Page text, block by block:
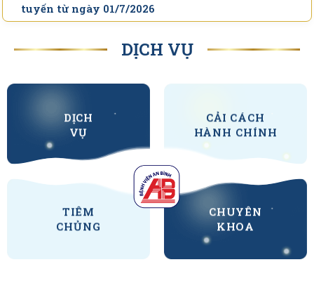
tuyến từ ngày 01/7/2026
sỏi thận bằng ống soi mềm, mở rộng điều trị ít xâm
+ Bệnh viện An Bình lần đầu triển khai thành công
Phẫu thuật thành công trường hợp xương cá gây
thủng ruột (12/3/2026)
+ Bệnh viện An Bình tăng cường hợp tác quốc tế: Đón
tiếp Đoàn thứ ba từ Trường Sức khoẻ Liên ngành –
Đại Học Curtin (Úc) trong năm 2025
DỊCH VỤ
DỊCH
VỤ
CẢI CÁCH
HÀNH CHÍNH
TIÊM
CHỦNG
CHUYÊN
KHOA